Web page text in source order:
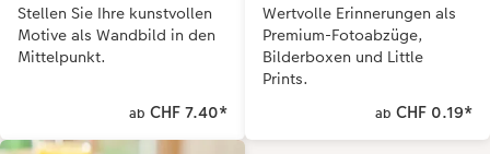
Stellen Sie Ihre kunstvollen
Motive als Wandbild in den
Mittelpunkt.
ab CHF 7.40*
Wertvolle Erinnerungen als
Premium-Fotoabzüge,
Bilderboxen und Little
Prints.
ab CHF 0.19*